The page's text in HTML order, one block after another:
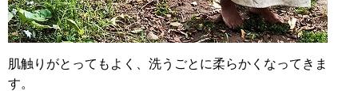
肌触りがとってもよく、洗うごとに柔らかくなってきま
す。